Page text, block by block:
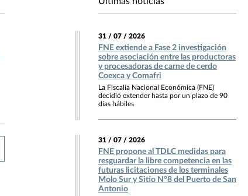
31 / 07 / 2026
FNE extiende a Fase 2 investigación
sobre asociación entre las productoras
y procesadoras de carne de cerdo
Coexca y Comafri
La Fiscalía Nacional Económica (FNE)
decidió extender hasta por un plazo de 90
días hábiles
31 / 07 / 2026
FNE propone al TDLC medidas para
resguardar la libre competencia en las
futuras licitaciones de los terminales
Molo Sur y Sitio N°8 del Puerto de San
Antonio